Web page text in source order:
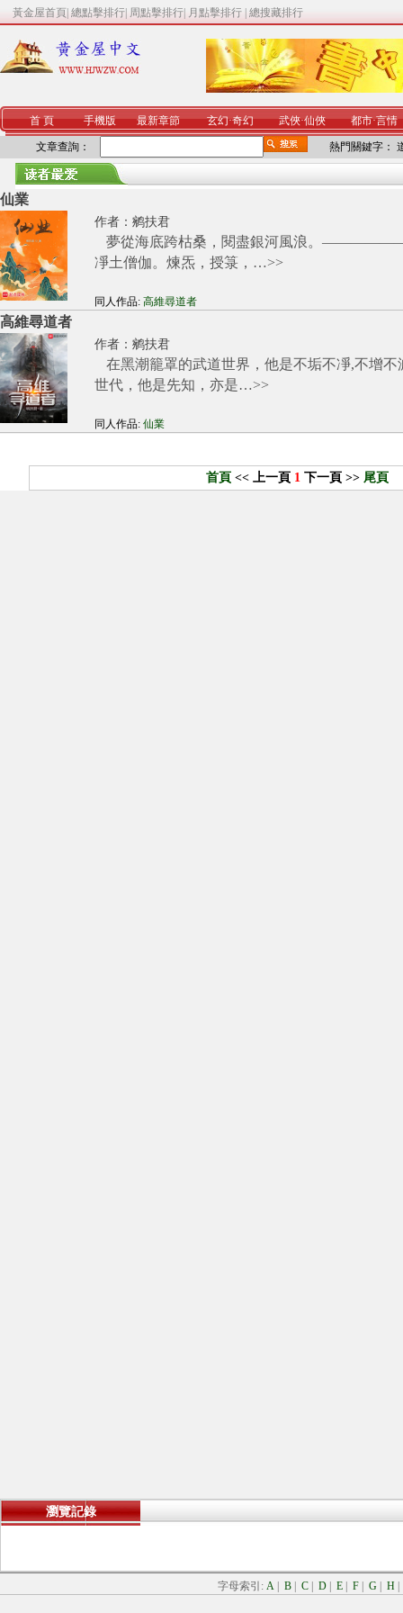
黃金屋首頁 總點擊排行 周點擊排行 月點擊排行 總搜藏排行
首 頁 手機版 最新章節 玄幻·奇幻 武俠·仙俠 都市·言情
文章查詢： 熱門關鍵字：
仙業
作者： 鹓扶君
夢從海底跨枯桑，閱盡銀河風浪。——————
凈土僧伽。煉炁，授箓，…>>
同人作品: 高維尋道者
高維尋道者
作者： 鹓扶君
在黑潮籠罩的武道世界，他是不垢不凈,不增
世代，他是先知，亦是…>>
同人作品: 仙業
首頁 << 上一頁 1 下一頁 >> 尾頁
瀏覽記錄
字母索引: A B C D E F G H